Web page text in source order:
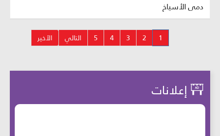
دمى الأسياخ
1
2
3
4
5 التالي الأخير
إعلانات